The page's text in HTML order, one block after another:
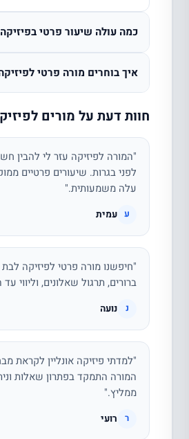
כמה עולה שיעור פרטי
איך בוחרים מורה פרטי
חוות דעת על מורים
"המורה לפיזיקה עזר לי להבין
לפני בגרות. שיעורים פרטיים
עלה משמעותית."
ע עמית
"חיפשנו מורה פרטי לפיזיקה
ברורים, תרגול שאלונים, וליווי
נ נועה
"למדתי פיזיקה אונליין לקראת
המורה התמקד בפתרון שאלות
ממליץ."
ר רועי